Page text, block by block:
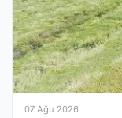
07 Ağu 2026